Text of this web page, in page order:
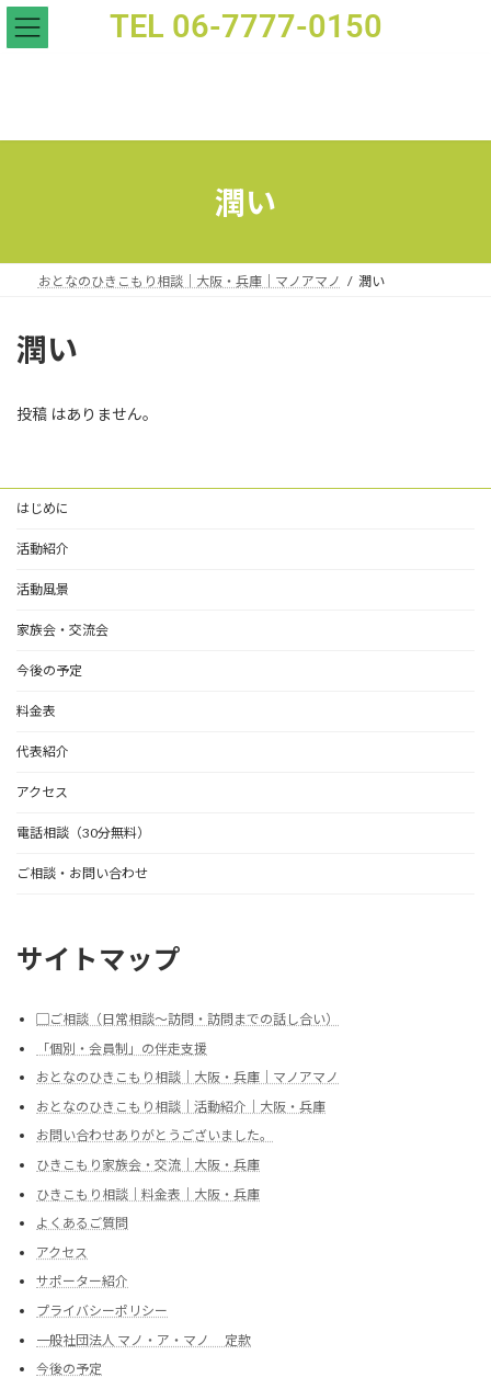
TEL 06-7777-0150
潤い
おとなのひきこもり相談｜大阪・兵庫｜マノアマノ 潤い
潤い
投稿 はありません。
はじめに
活動紹介
活動風景
家族会・交流会
今後の予定
料金表
代表紹介
アクセス
電話相談（30分無料）
ご相談・お問い合わせ
サイトマップ
▢ご相談（日常相談～訪問・訪問までの話し合い）
「個別・会員制」の伴走支援
おとなのひきこもり相談｜大阪・兵庫｜マノアマノ
おとなのひきこもり相談｜活動紹介｜大阪・兵庫
お問い合わせありがとうございました。
ひきこもり家族会・交流｜大阪・兵庫
ひきこもり相談｜料金表｜大阪・兵庫
よくあるご質問
アクセス
サポーター紹介
プライバシーポリシー
一般社団法人 マノ・ア・マノ 定款
今後の予定